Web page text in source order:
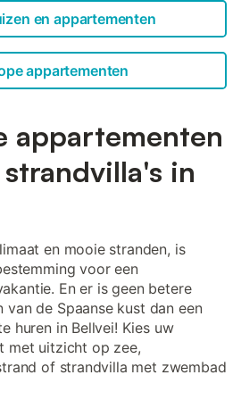
en appartementen
appartementen
appartementen
in
en mooie stranden, is
voor een
En er is geen betere
van de Spaanse kust dan een
huren in Bellvei! Kies uw
met uitzicht op zee,
of strandvilla met zwembad